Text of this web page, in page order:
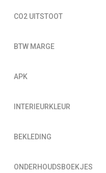
CO2 UITSTOOT
BTW MARGE
APK
INTERIEURKLEUR
BEKLEDING
ONDERHOUDSBOEKJES